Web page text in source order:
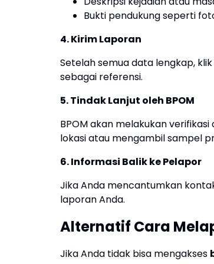
Bukti pendukung seperti
4. Kirim Laporan
Setelah semua data lengkap,
sebagai referensi.
5. Tindak Lanjut oleh BPOM
BPOM akan melakukan
lokasi atau mengambil sampel
6. Informasi Balik ke Pelapor
Jika Anda mencantumkan
laporan Anda.
Alternatif Cara
Jika Anda tidak bisa mengakses